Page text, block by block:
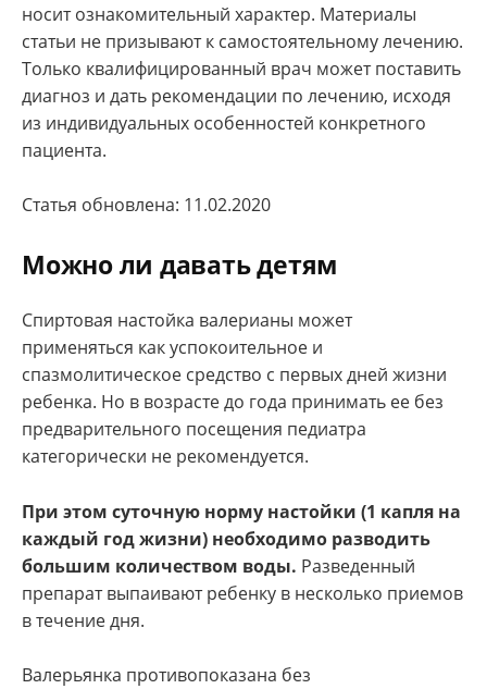
носит ознакомительный характер. Материалы
статьи не призывают к самостоятельному лечению.
Только квалифицированный врач может поставить
диагноз и дать рекомендации по лечению, исходя
из индивидуальных особенностей конкретного
пациента.
Статья обновлена: 11.02.2020
Можно ли давать детям
Спиртовая настойка валерианы может
применяться как успокоительное и
спазмолитическое средство с первых дней жизни
ребенка. Но в возрасте до года принимать ее без
предварительного посещения педиатра
категорически не рекомендуется.
При этом суточную норму настойки (1 капля на
каждый год жизни) необходимо разводить
большим количеством воды. Разведенный
препарат выпаивают ребенку в несколько приемов
в течение дня.
Валерьянка противопоказана без